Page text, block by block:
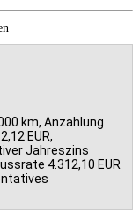
km, Anzahlung
EUR,
Jahreszins
4.312,10 EUR